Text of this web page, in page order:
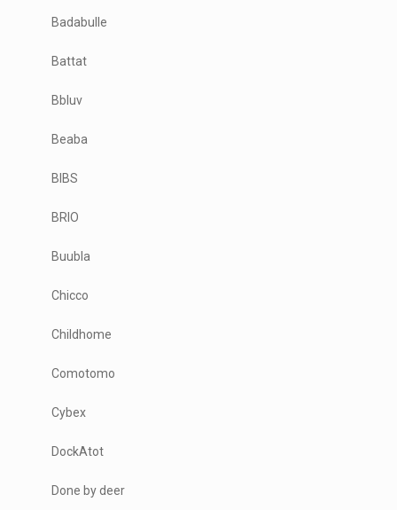
Badabulle
Battat
Bbluv
Beaba
BIBS
BRIO
Buubla
Chicco
Childhome
Comotomo
Cybex
DockAtot
Done by deer